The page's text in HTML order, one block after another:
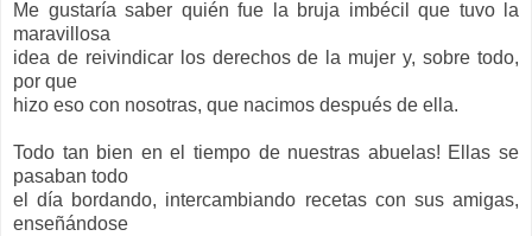
Me gustaría saber quién fue la bruja imbécil que tuvo la
maravillosa
idea de reivindicar los derechos de la mujer y, sobre todo,
por que
hizo eso con nosotras, que nacimos después de ella.
Todo tan bien en el tiempo de nuestras abuelas! Ellas se
pasaban todo
el día bordando, intercambiando recetas con sus amigas,
enseñándose